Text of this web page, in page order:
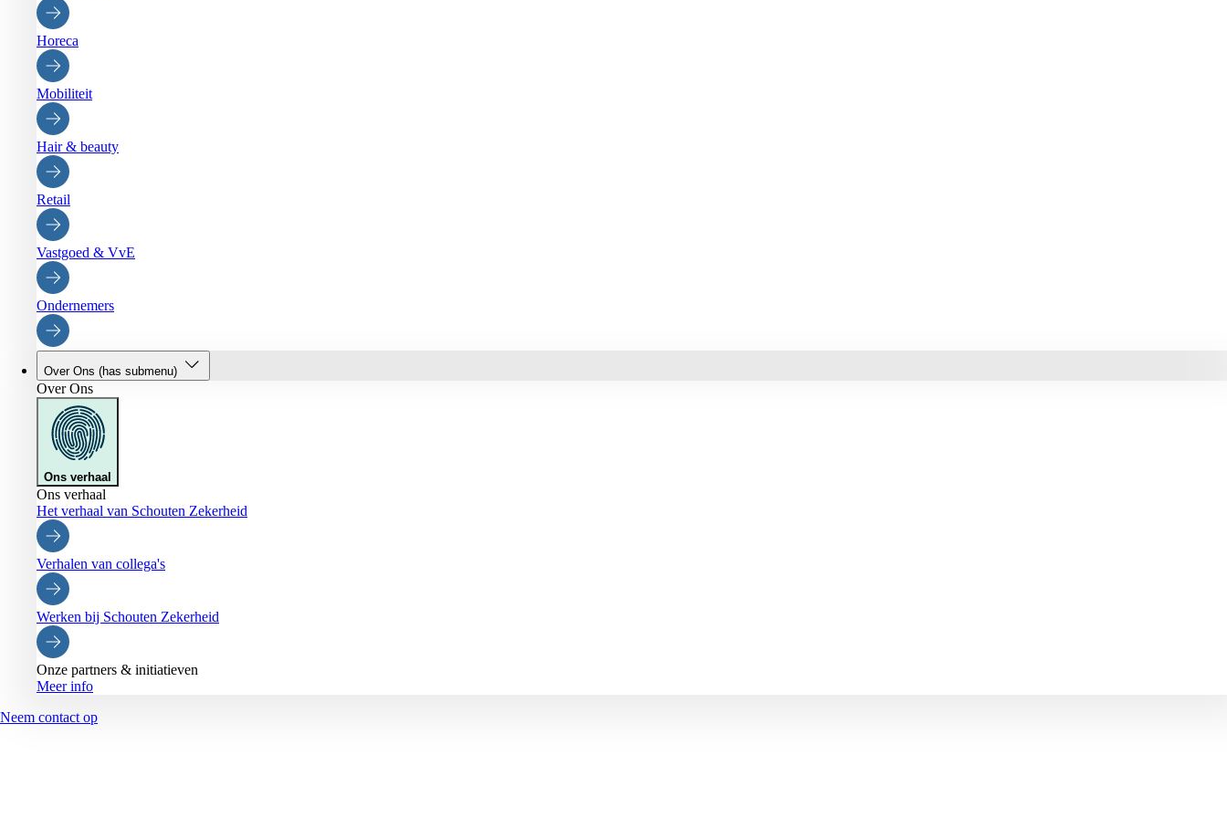
Horeca
Mobiliteit
Hair & beauty
Retail
Vastgoed & VvE
Ondernemers
Over Ons (has submenu)
Over Ons
Ons verhaal
Ons verhaal
Het verhaal van Schouten Zekerheid
Verhalen van collega's
Werken bij Schouten Zekerheid
Onze partners & initiatieven
Meer info
Neem contact op